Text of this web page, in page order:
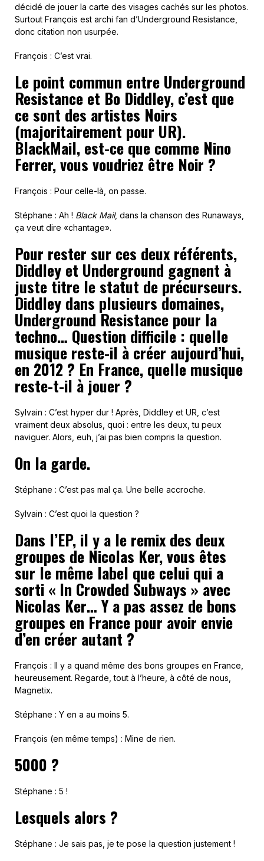
décidé de jouer la carte des visages cachés sur les photos.
Surtout François est archi fan d’Underground Resistance,
donc citation non usurpée.
François : C’est vrai.
Le point commun entre Underground
Resistance et Bo Diddley, c’est que
ce sont des artistes Noirs
(majoritairement pour UR).
BlackMail, est-ce que comme Nino
Ferrer, vous voudriez être Noir ?
François : Pour celle-là, on passe.
Stéphane : Ah ! Black Mail, dans la chanson des Runaways,
ça veut dire «chantage».
Pour rester sur ces deux référents,
Diddley et Underground gagnent à
juste titre le statut de précurseurs.
Diddley dans plusieurs domaines,
Underground Resistance pour la
techno… Question difficile : quelle
musique reste-il à créer aujourd’hui,
en 2012 ? En France, quelle musique
reste-t-il à jouer ?
Sylvain : C’est hyper dur ! Après, Diddley et UR, c’est
vraiment deux absolus, quoi : entre les deux, tu peux
naviguer. Alors, euh, j’ai pas bien compris la question.
On la garde.
Stéphane : C’est pas mal ça. Une belle accroche.
Sylvain : C’est quoi la question ?
Dans l’EP, il y a le remix des deux
groupes de Nicolas Ker, vous êtes
sur le même label que celui qui a
sorti « In Crowded Subways » avec
Nicolas Ker… Y a pas assez de bons
groupes en France pour avoir envie
d’en créer autant ?
François : Il y a quand même des bons groupes en France,
heureusement. Regarde, tout à l’heure, à côté de nous,
Magnetix.
Stéphane : Y en a au moins 5.
François (en même temps) : Mine de rien.
5000 ?
Stéphane : 5 !
Lesquels alors ?
Stéphane : Je sais pas, je te pose la question justement !